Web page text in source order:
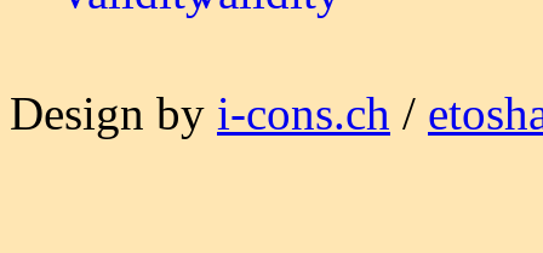
Design by i-cons.ch /